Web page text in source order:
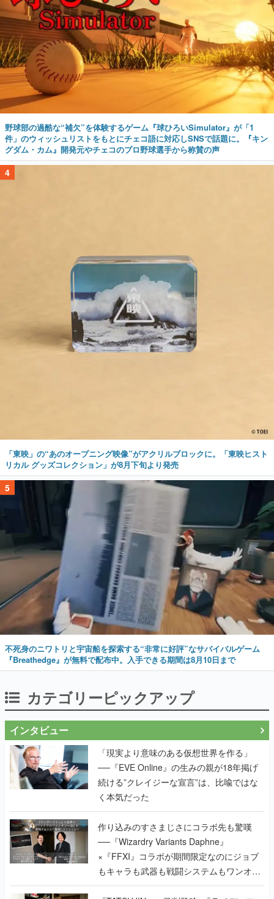
野球部の過酷な“補欠”を体験するゲーム『球ひろいSimulator』が「1
件」のウィッシュリストをもとにチェコ語に対応しSNSで話題に。『キン
グダム・カム』開発元やチェコのプロ野球選手から称賛の声
4
「東映」の“あのオープニング映像”がアクリルブロックに。「東映ヒスト
リカル グッズコレクション」が8月下旬より発売
5
不死身のニワトリと宇宙船を探索する“非常に好評”なサバイバルゲーム
『Breathedge』が無料で配布中。入手できる期間は8月10日まで
カテゴリーピックアップ
インタビュー
「現実より意味のある仮想世界を作る」
──『EVE Online』の生みの親が18年掲げ
続ける”クレイジーな宣言”は、比喩ではな
く本気だった
作り込みのすさまじさにコラボ先も驚嘆
──『Wizardry Variants Daphne』
×『FFXI』コラボが期間限定なのにジョブ
もキャラも武器も戦闘システムもワンオフ
で作り込まれた理由を両ディレクターに聞